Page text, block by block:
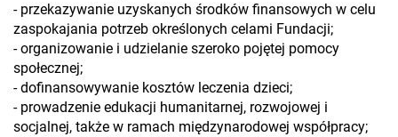
- przekazywanie uzyskanych środków finansowych w celu
zaspokajania potrzeb określonych celami Fundacji;
- organizowanie i udzielanie szeroko pojętej pomocy
społecznej;
- dofinansowywanie kosztów leczenia dzieci;
- prowadzenie edukacji humanitarnej, rozwojowej i
socjalnej, także w ramach międzynarodowej współpracy;